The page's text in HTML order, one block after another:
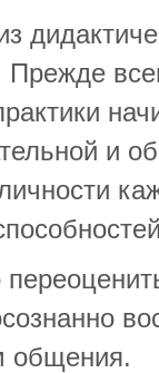
и
общения.